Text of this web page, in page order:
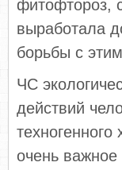
фитофтороз,
выработала
борьбы с
ЧС
действий
очень